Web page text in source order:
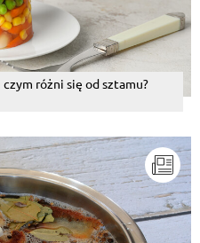
różni się od sztamu?